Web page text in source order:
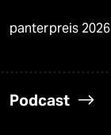
panterpreis 2026
Podcast